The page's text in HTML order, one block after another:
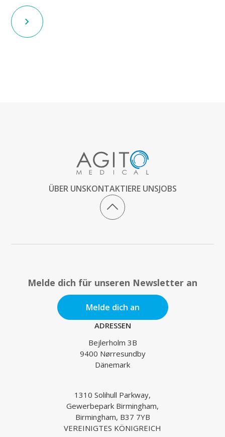
ÜBER UNSKONTAKTIERE UNSJOBS
Melde dich für unseren Newsletter an
Melde dich an
ADRESSEN
Bejlerholm 3B
9400 Nørresundby
Dänemark
1310 Solihull Parkway,
Gewerbepark Birmingham,
Birmingham, B37 7YB
VEREINIGTES KÖNIGREICH